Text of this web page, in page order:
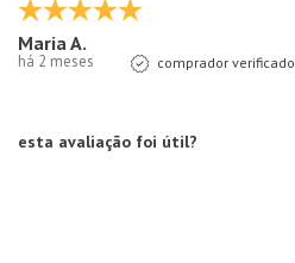
Maria A.
há 2 meses comprador verificado
esta avaliação foi útil?